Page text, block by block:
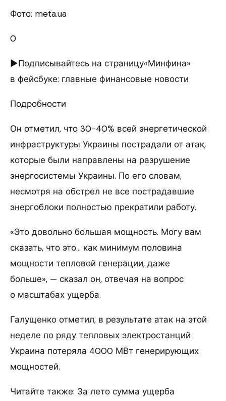
Фото: meta.ua
0
►Подписывайтесь на страницу«Минфина»
в фейсбуке: главные финансовые новости
Подробности
Он отметил, что 30−40% всей энергетической
инфраструктуры Украины пострадали от атак,
которые были направлены на разрушение
энергосистемы Украины. По его словам,
несмотря на обстрел не все пострадавшие
энергоблоки полностью прекратили работу.
«Это довольно большая мощность. Могу вам
сказать, что это… как минимум половина
мощности тепловой генерации, даже
больше», — сказал он, отвечая на вопрос
о масштабах ущерба.
Галущенко отметил, в результате атак на этой
неделе по ряду тепловых электростанций
Украина потеряла 4000 МВт генерирующих
мощностей.
Читайте также: За лето сумма ущерба